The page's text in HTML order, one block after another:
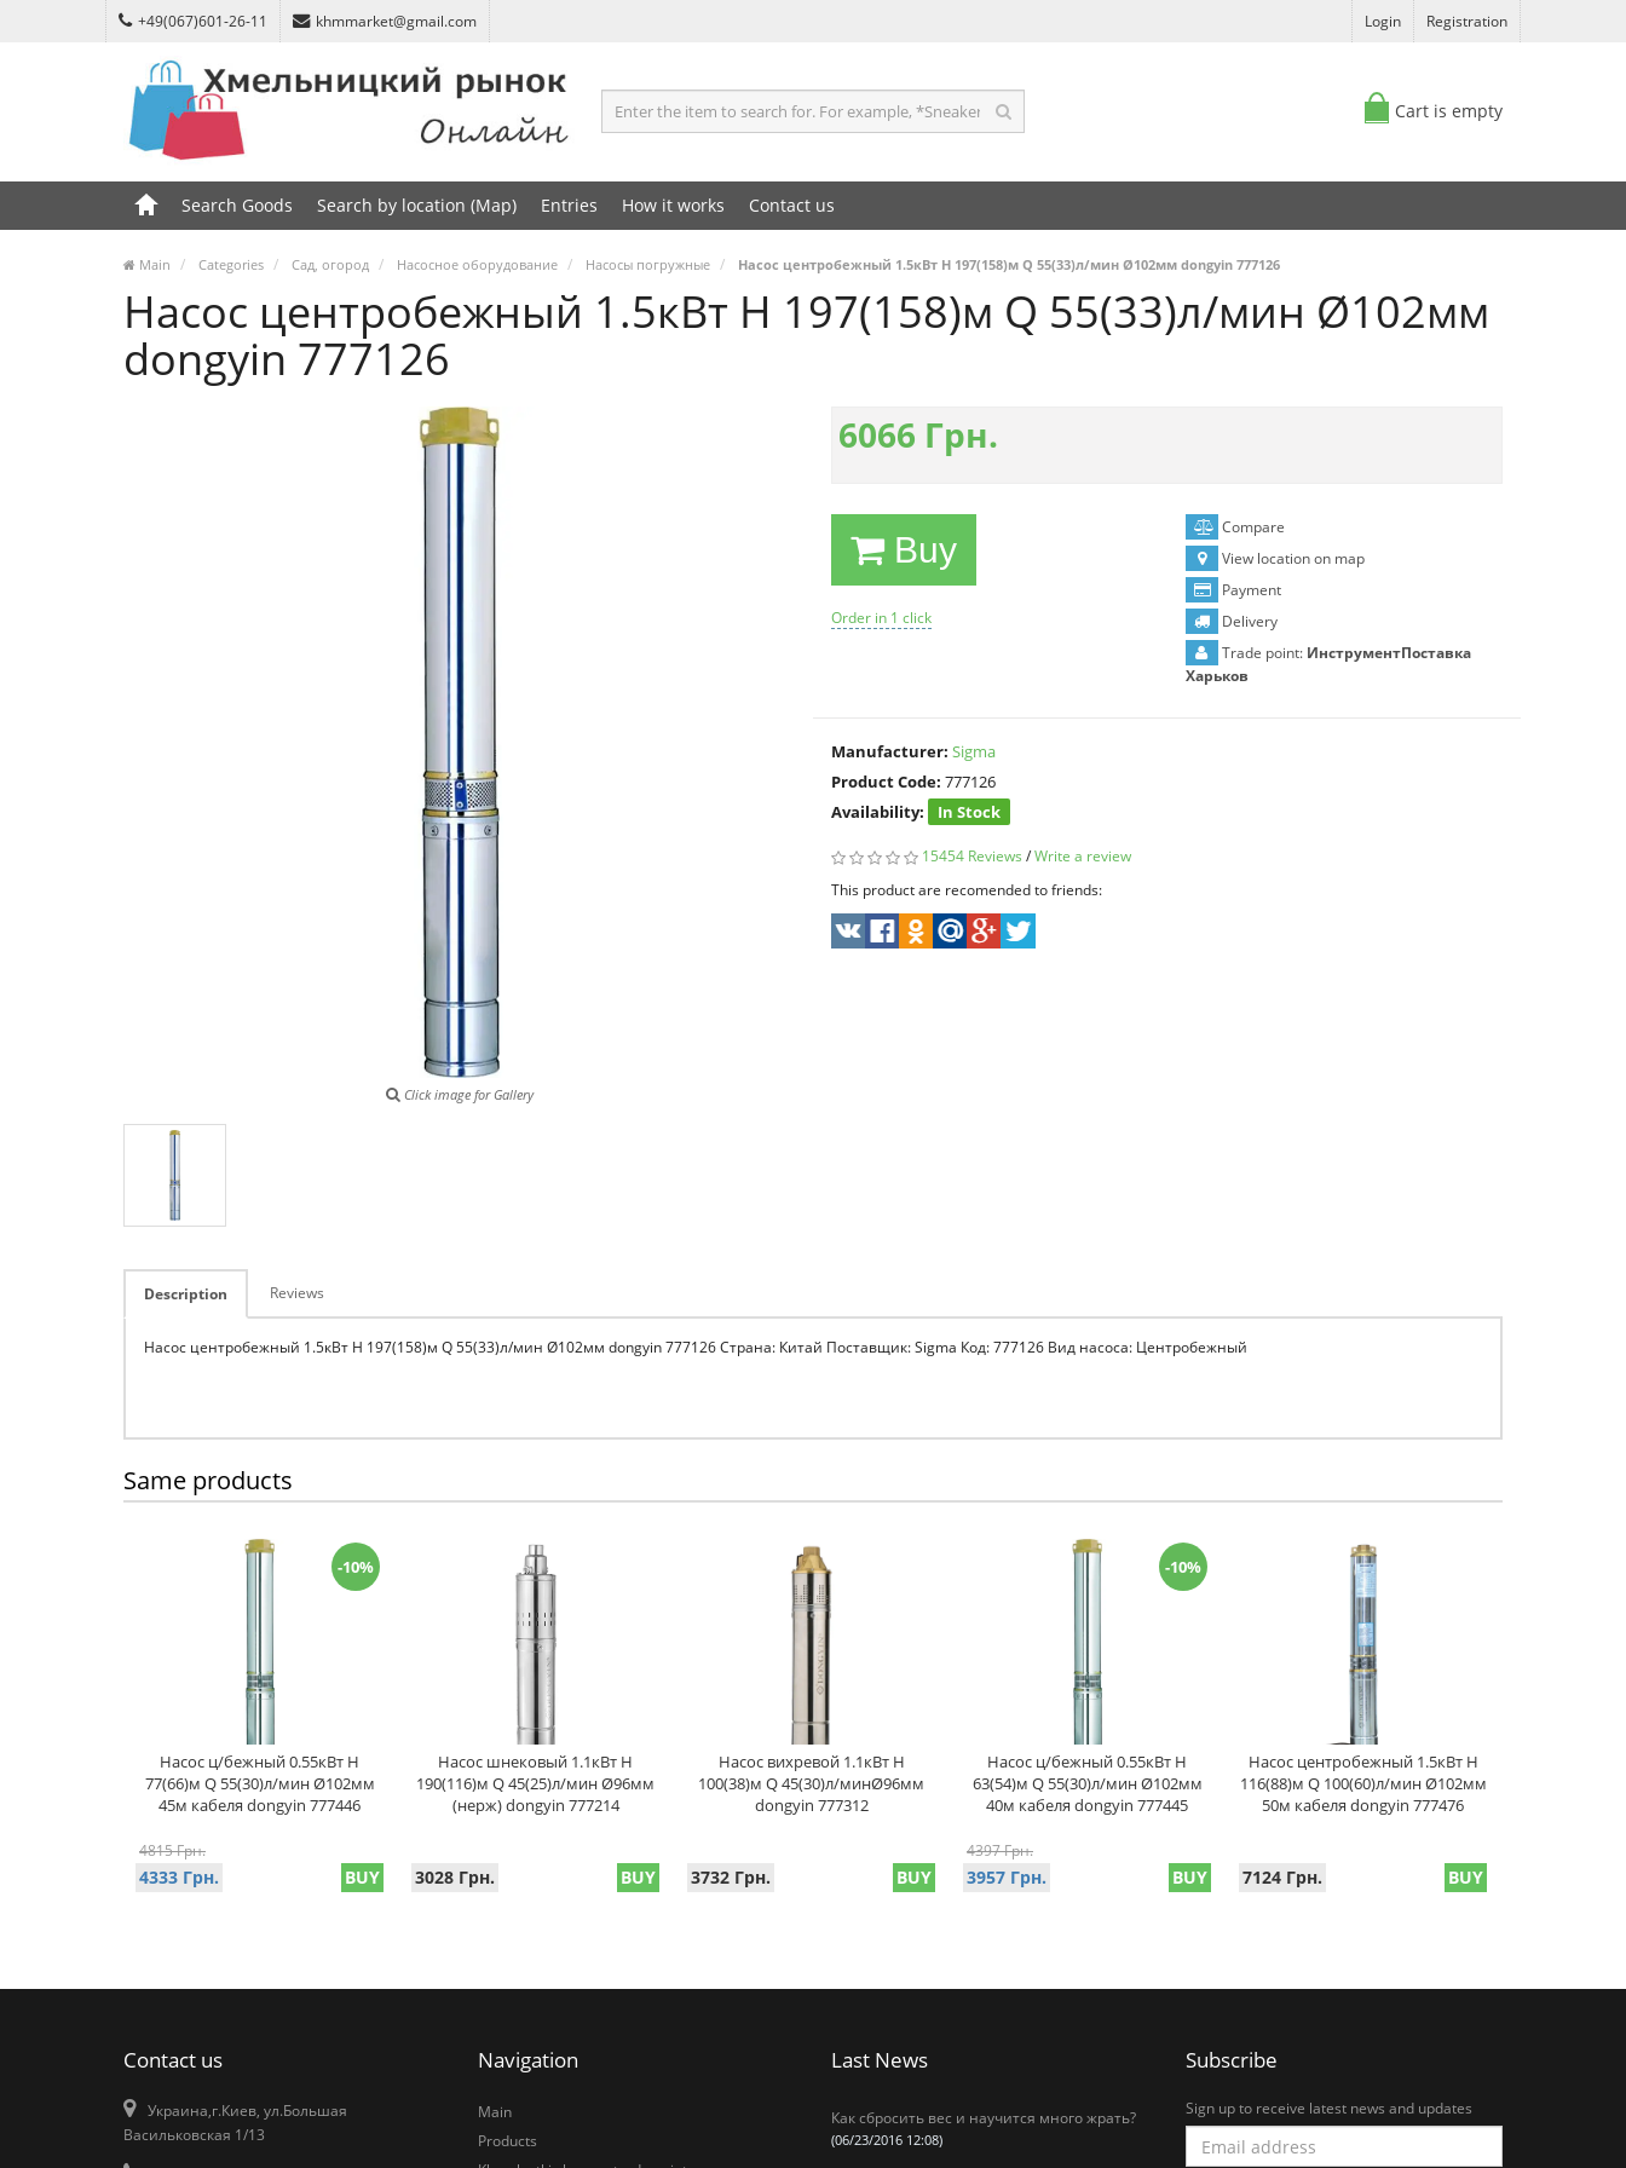
+49(067)601-26-11 khmmarket@gmail.com Login Registration
Cart is empty
Search Goods Search by location (Map) Entries How it works Contact us
Main Categories Сад, огород Насосное оборудование Насосы погружные Насос центробежный 1.5кВт H 197(158)м Q 55(33)л/мин Ø102мм dongyin 777126
Насос центробежный 1.5кВт H 197(158)м Q 55(33)л/мин Ø102мм
dongyin 777126
Click image for Gallery
6066 Грн.
Buy
Order in 1 click
Compare
View location on map
Payment
Delivery
Trade point: ИнструментПоставка
Харьков
Manufacturer: Sigma
Product Code: 777126
Availability:
In Stock
15454 Reviews /Write a review
This product are recomended to friends:
Description Reviews
Насос центробежный 1.5кВт H 197(158)м Q 55(33)л/мин Ø102мм dongyin 777126 Страна: Китай Поставщик: Sigma Код: 777126 Вид насоса: Центробежный
Same products
Насос ц/бежный 0.55кВт H
77(66)м Q 55(30)л/мин Ø102мм
45м кабеля dongyin 777446
4815 Грн.
4333 Грн.
-10%
BUY
Насос шнековый 1.1кВт H
190(116)м Q 45(25)л/мин Ø96мм
(нерж) dongyin 777214
3028 Грн. BUY
Насос вихревой 1.1кВт H
100(38)м Q 45(30)л/минØ96мм
dongyin 777312
3732 Грн. BUY
Насос ц/бежный 0.55кВт H
63(54)м Q 55(30)л/мин Ø102мм
40м кабеля dongyin 777445
4397 Грн.
3957 Грн.
-10%
BUY
Насос центробежный 1.5кВт H
116(88)м Q 100(60)л/мин Ø102мм
50м кабеля dongyin 777476
7124 Грн. BUY
Contact us
Украина,г.Киев, ул.Большая
Васильковская 1/13
Navigation
Main
Products
Last News
Как сбросить вес и научится много жрать?
(06/23/2016 12:08)
Subscribe
Sign up to receive latest news and updates